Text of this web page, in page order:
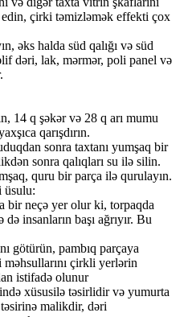
çirki təmizləmək effekti çox
əks halda süd qalığı və süd
dəri, lak, mərmər, poli panel və
14 q şəkər və 28 q arı mumu
qarışdırın.
sonra taxtanı yumşaq bir
sonra qalıqları su ilə silin.
quru bir parça ilə qurulayın.
üsulu:
bir neçə yer olur ki, torpaqda
insanların başı ağrıyır. Bu
götürün, pambıq parçaya
məhsullarını çirkli yerlərin
istifadə olunur
xüsusilə təsirlidir və yumurta
malikdir, dəri